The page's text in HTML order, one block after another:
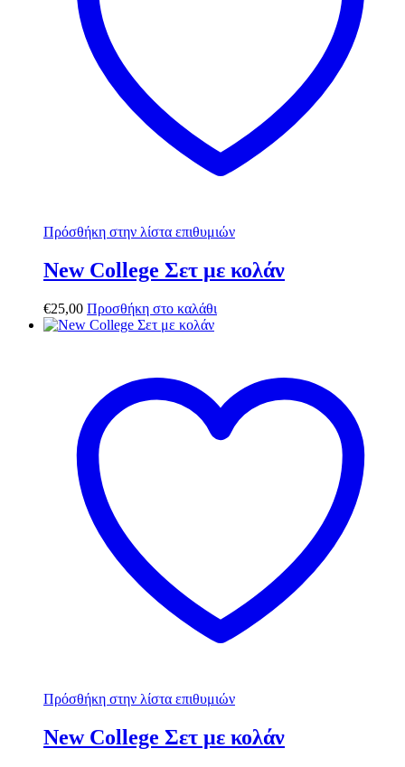
Πρόσθήκη στην λίστα επιθυμιών
New College Σετ με κολάν
€25,00 Προσθήκη στο καλάθι
Πρόσθήκη στην λίστα επιθυμιών
New College Σετ με κολάν